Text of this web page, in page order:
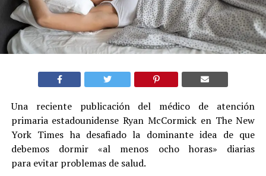
Una reciente publicación del médico de atención
primaria estadounidense Ryan McCormick en The New
York Times ha desafiado la dominante idea de que
debemos dormir «al menos ocho horas» diarias
para evitar problemas de salud.